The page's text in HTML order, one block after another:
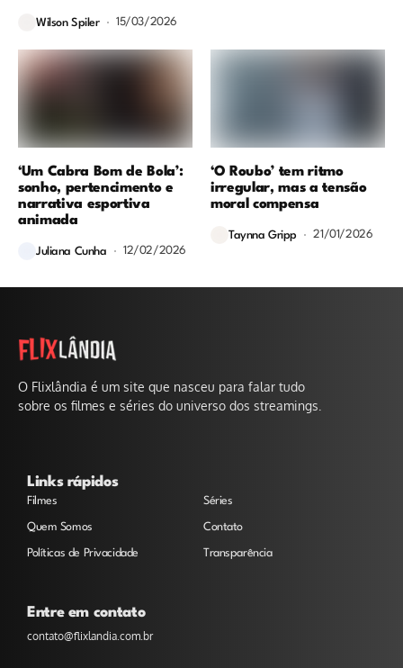
Wilson Spiler 15/03/2026
‘Um Cabra Bom de Bola’:
sonho, pertencimento e
narrativa esportiva
animada
Juliana Cunha 12/02/2026
‘O Roubo’ tem ritmo
irregular, mas a tensão
moral compensa
Taynna Gripp 21/01/2026
O Flixlândia é um site que nasceu para falar tudo
sobre os filmes e séries do universo dos streamings.
Links rápidos
Filmes Séries
Quem Somos Contato
Políticas de Privacidade Transparência
Entre em contato
contato@flixlandia.com.br